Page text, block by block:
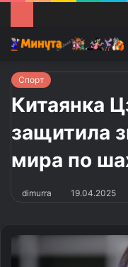
Спорт
Китаянка
защитила
мира по
dimurra 19.04.2025